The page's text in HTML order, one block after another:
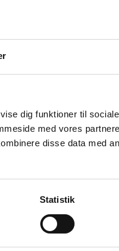
dig funktioner til
med vores
disse data med
Statistik
smitte, opfatter kroppen
virus-angrebet og
antigen
ved at klistre
blokere for sygdommen.
i deres laboratorier.
det med SARS-